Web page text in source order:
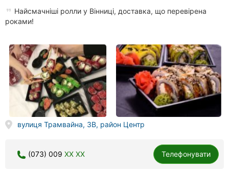
Найсмачніші ролли у Вінниці, доставка, що перевірена
роками!
вулиця Трамвайна, 3В, район Центр
(073) 009 XX XX Телефонувати